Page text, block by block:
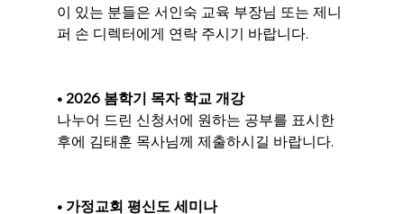
이 있는 분들은 서인숙 교육 부장님 또는 제니
퍼 손 디렉터에게 연락 주시기 바랍니다.
• 2026 봄학기 목자 학교 개강
나누어 드린 신청서에 원하는 공부를 표시한
후에 김태훈 목사님께 제출하시길 바랍니다.
• 가정교회 평신도 세미나